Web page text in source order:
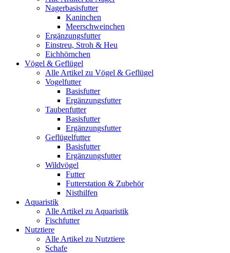
Nagerbasisfutter
Kaninchen
Meerschweinchen
Ergänzungsfutter
Einstreu, Stroh & Heu
Eichhörnchen
Vögel & Geflügel
Alle Artikel zu Vögel & Geflügel
Vogelfutter
Basisfutter
Ergänzungsfutter
Taubenfutter
Basisfutter
Ergänzungsfutter
Geflügelfutter
Basisfutter
Ergänzungsfutter
Wildvögel
Futter
Futterstation & Zubehör
Nisthilfen
Aquaristik
Alle Artikel zu Aquaristik
Fischfutter
Nutztiere
Alle Artikel zu Nutztiere
Schafe